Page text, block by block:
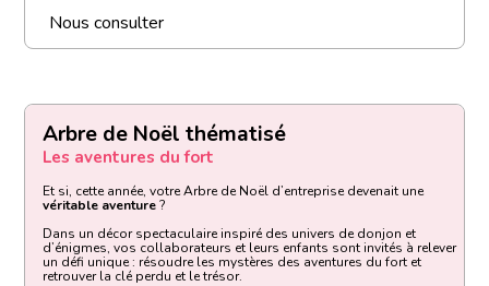
Nous consulter
Arbre de Noël thématisé
Les aventures du fort
Et si, cette année, votre Arbre de Noël d’entreprise devenait une
véritable aventure?
Dans un décor spectaculaire inspiré des univers de donjon et
d’énigmes, vos collaborateurs et leurs enfants sont invités à relever
un défi unique : résoudre les mystères des aventures du fort et
retrouver la clé perdu et le trésor.